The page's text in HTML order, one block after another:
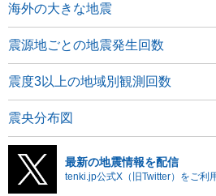
海外の大きな地震
震源地ごとの地震発生回数
震度3以上の地域別観測回数
震央分布図
最新の地震情報を配信
tenki.jp公式X（旧Twitter）をご利